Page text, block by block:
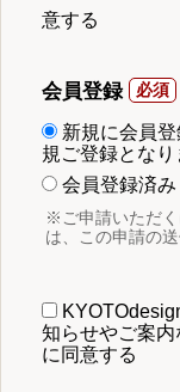
意する
会員登録
新規に会員
規ご登録となり
会員登録済み
※ご申請いただ
は、この申請の
知らせやご案
に同意する